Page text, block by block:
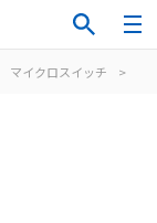
マイクロスイッチ >